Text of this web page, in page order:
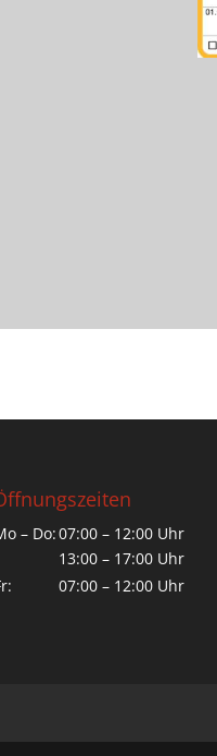
– Do:07:00 – 12:00 Uhr
13:00 – 17:00 Uhr
07:00 – 12:00 Uhr